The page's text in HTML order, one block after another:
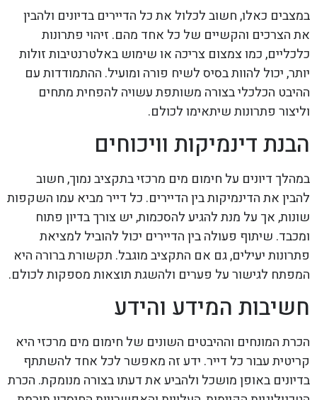
במצבים כאלו, חשוב לכלול את כל הדיירים בדיונים ולהבין
את הצרכים והקשיים של כל אחד מהם. זיהוי פתרונות
כלכליים, כמו צמצום צריכה או שימוש באלטרנטיבות זולות
יותר, יכול להוות בסיס לשיח פורה ומועיל. ההתמודדות עם
ההיבט הכלכלי בצורה משותפת עשויה להפחית מתחים
וליצור פתרונות שיתאימו לכולם.
הבנת דינמיקות וויכוחים
במהלך דיונים על חימום מים מרכזי בתקציב נמוך, חשוב
להבין את הדינמיקות בין הדיירים. כל דייר מביא עמו השקפות
שונות, אך על מנת להגיע להסכמות, יש צורך בדיון פתוח
ומכבד. שיתוף פעולה בין הדיירים יכול להוביל למציאת
פתרונות יעילים, גם אם התקציב מוגבל. תקשורת ברורה היא
המפתח לגישור על פערים ולהשגת תוצאות מספקות לכולם.
חשיבות המידע והידע
הכרת המונחים וההיבטים השונים של חימום מים מרכזי היא
קריטית עבור כל דייר. ידע זה מאפשר לכל אחד להשתתף
בדיונים באופן מושכל ולהביע את דעתו בצורה מנומקת. הכרת